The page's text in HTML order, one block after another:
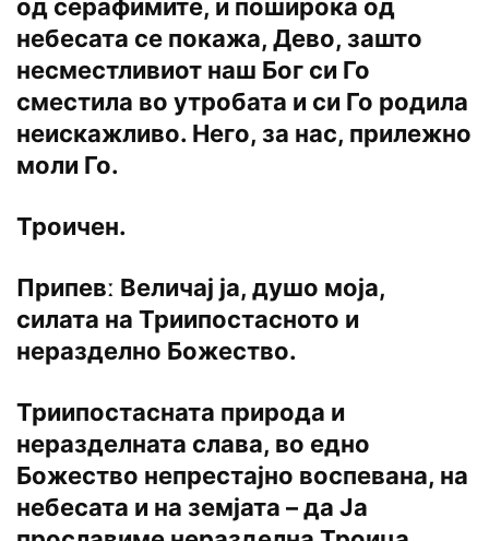
од серафимите, и поширока од
небесата се покажа, Дево, зашто
несместливиот наш Бог си Го
сместила во утробата и си Го родила
неискажливо. Него, за нас, прилежно
моли Го.
Троичен.
Припевː Величај ја, душо моја,
силата на Триипостасното и
неразделно Божество.
Триипостасната природа и
неразделната слава, во едно
Божество непрестајно воспевана, на
небесата и на земјата – да Ја